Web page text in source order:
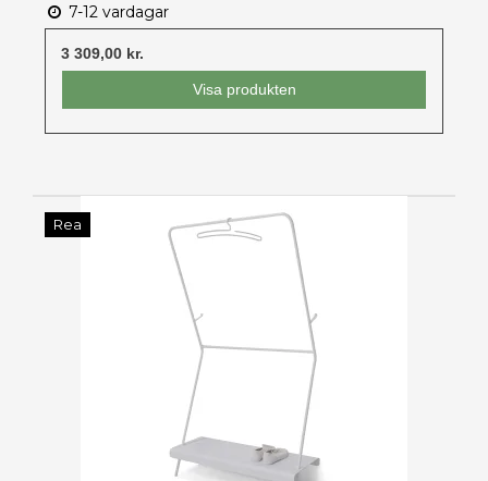
7-12 vardagar
3 309,00 kr.
Visa produkten
Rea